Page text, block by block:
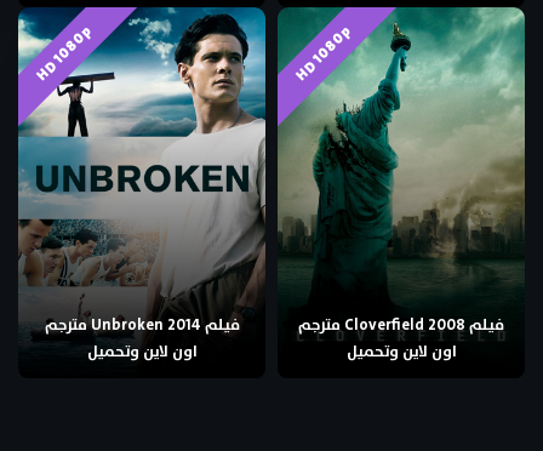
HD 1080p
فيلم Cloverfield 2008 مترجم
اون لاين وتحميل
HD 1080p
فيلم Unbroken 2014 مترجم
اون لاين وتحميل